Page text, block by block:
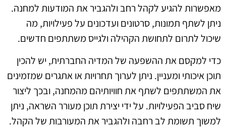
מאפשרות להגיע לקהל רחב ולהגביר את המודעות למחנה.
ניתן לשתף תמונות, סרטונים ועדכונים על פעילויות, מה
שיכול לתרום לתחושת הקהילה ולגייס משתתפים חדשים.
כדי למקסם את ההשפעה של המדיה החברתית, יש להכין
תוכן איכותי ומעניין. ניתן לערוך תחרויות או אתגרים שמזמינים
את המשתתפים לשתף את חוויותיהם מהמחנה, ובכך ליצור
שיח סביב הפעילויות. על ידי יצירת תוכן מעורר השראה, ניתן
למשוך תשומת לב רחבה ולהגביר את המעורבות של הקהל.